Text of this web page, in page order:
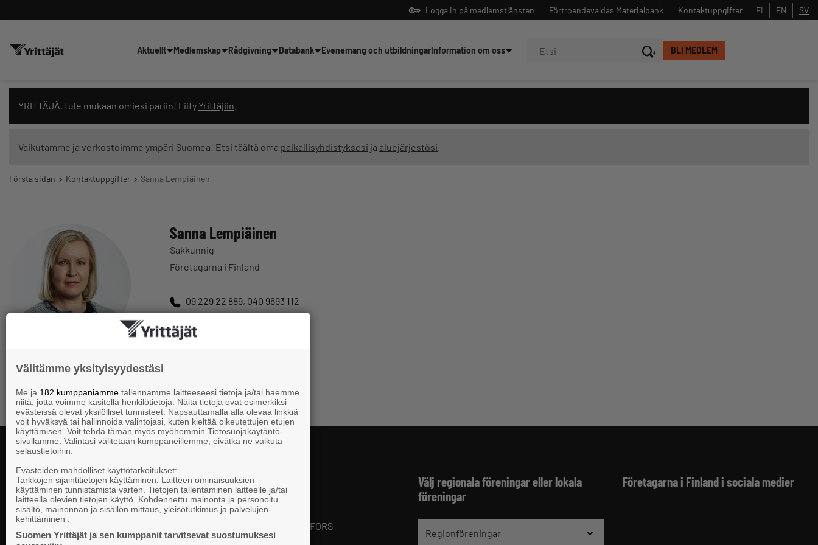
Logga in på medlemstjänsten Kontaktuppgifter
Förtroendevaldas Materialbank FI EN SV
BLI MEDLEM
Aktuellt Medlemskap Rådgivning Databank Evenemang och utbildningarInformation om oss
YRITTÄJÄ, tule mukaan omiesi pariin! Liity Yrittäjiin
Vaikutamme ja verkostoimme ympäri Suomea! Etsi täältä oma paikallisyhdistyksesi ja aluejärjestösi
Första sidan Kontaktuppgifter Sanna Lempiäinen
Sanna Lempiäinen
Sakkunnig
Företagarna i Finland
09 229 22 889, 040 9693 112
sanna.lempiainen@yrittajat.fi
Riksomfattande, regional och lokal
påverkan för SMF-företag.
Kontaktuppgifter
Företagarna i Finland
PB 999, 00101 HELSINGFORS
telefon 09 229 221
Välj regionala föreningar eller lokala
föreningar
Regionföreningar
Företagarna i Finland i sociala medier
Stäng
Sök nyheter, innehåll och utbildningar
Välitämme yksityisyydestäsi
Me ja 182 kumppaniamme tallennamme laitteeseesi tietoja ja/tai haemme
niitä, jotta voimme käsitellä henkilötietoja. Näitä tietoja ovat esimerkiksi
evästeissä olevat yksilölliset tunnisteet. Napsauttamalla alla olevaa linkkiä
voit hyväksyä tai hallinnoida valintojasi, kuten kieltää oikeutettujen etujen
käyttämisen. Voit tehdä tämän myös myöhemmin Tietosuojakäytäntö-
sivullamme. Valintasi välitetään kumppaneillemme, eivätkä ne vaikuta
selaustietoihin.
Evästeiden mahdolliset käyttötarkoitukset:
Tarkkojen sijaintitietojen käyttäminen. Laitteen ominaisuuksien
käyttäminen tunnistamista varten. Tietojen tallentaminen laitteelle ja/tai
laitteella olevien tietojen käyttö. Kohdennettu mainonta ja personoitu
sisältö, mainonnan ja sisällön mittaus, yleisötutkimus ja palvelujen
kehittäminen .
Suomen Yrittäjät ja sen kumppanit tarvitsevat suostumuksesi